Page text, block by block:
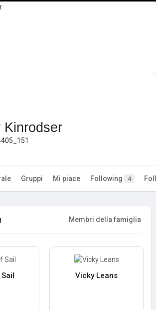
Kinrodser
Gruppi Mi piace Following 4
Membri della famiglia
Vicky Leans